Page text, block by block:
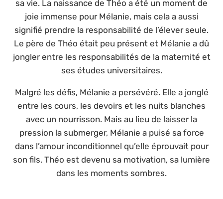
sa vie. La naissance de Théo a été un moment de
joie immense pour Mélanie, mais cela a aussi
signifié prendre la responsabilité de l’élever seule.
Le père de Théo était peu présent et Mélanie a dû
jongler entre les responsabilités de la maternité et
ses études universitaires.
Malgré les défis, Mélanie a persévéré. Elle a jonglé
entre les cours, les devoirs et les nuits blanches
avec un nourrisson. Mais au lieu de laisser la
pression la submerger, Mélanie a puisé sa force
dans l’amour inconditionnel qu’elle éprouvait pour
son fils. Théo est devenu sa motivation, sa lumière
dans les moments sombres.